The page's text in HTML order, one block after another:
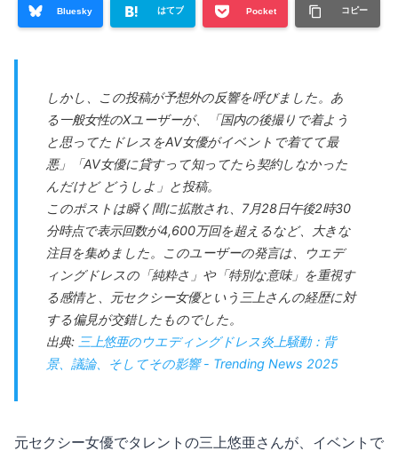
Bluesky はてブ Pocket コピー
しかし、この投稿が予想外の反響を呼びました。あ
る一般女性のXユーザーが、「国内の後撮りで着よう
と思ってたドレスをAV女優がイベントで着てて最
悪」「AV女優に貸すって知ってたら契約しなかった
んだけど どうしよ」と投稿。
このポストは瞬く間に拡散され、7月28日午後2時30
分時点で表示回数が4,600万回を超えるなど、大きな
注目を集めました。このユーザーの発言は、ウエデ
ィングドレスの「純粋さ」や「特別な意味」を重視す
る感情と、元セクシー女優という三上さんの経歴に対
する偏見が交錯したものでした。
出典: 三上悠亜のウエディングドレス炎上騒動：背
景、議論、そしてその影響 - Trending News 2025
元セクシー女優でタレントの三上悠亜さんが、イベントで